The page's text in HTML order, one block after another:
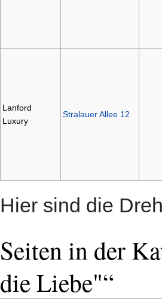
Lanford
Luxury
Stralauer Allee 12
Hier sind die
Seiten in der
die Liebe"“